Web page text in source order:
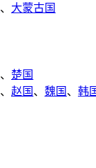
、 大蒙古国
、 楚国
、 赵国 、 魏国 、 韩